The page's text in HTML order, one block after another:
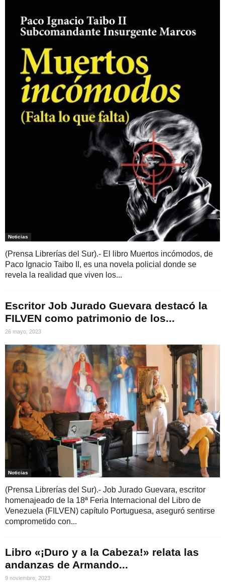
Noticias
(Prensa Librerías del Sur).- El libro Muertos incómodos, de
Paco Ignacio Taibo II, es una novela policial donde se
revela la realidad que viven los...
Escritor Job Jurado Guevara destacó la
FILVEN como patrimonio de los...
26 mayo, 2023
Noticias
(Prensa Librerías del Sur).- Job Jurado Guevara, escritor
homenajeado de la 18ª Feria Internacional del Libro de
Venezuela (FILVEN) capítulo Portuguesa, aseguró sentirse
comprometido con...
Libro «¡Duro y a la Cabeza!» relata las
andanzas de Armando...
9 noviembre, 2023